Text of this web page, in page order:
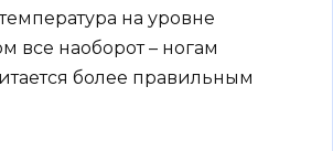
на уровне
все наоборот – ногам
более правильным